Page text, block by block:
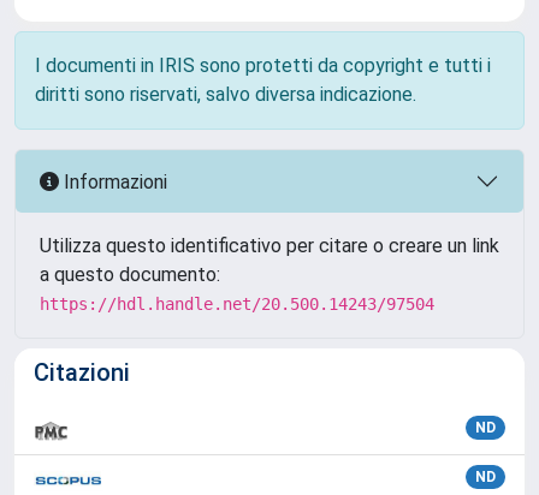
I documenti in IRIS sono protetti da copyright e tutti i
diritti sono riservati, salvo diversa indicazione.
Informazioni
Utilizza questo identificativo per citare o creare un link
a questo documento:
https://hdl.handle.net/20.500.14243/97504
Citazioni
ND
ND